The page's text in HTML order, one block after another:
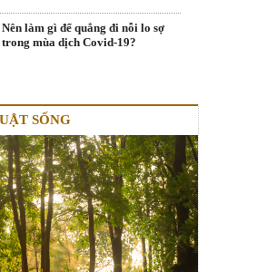
Nên làm gì để quẳng đi nỗi lo sợ
trong mùa dịch Covid-19?
SỐNG